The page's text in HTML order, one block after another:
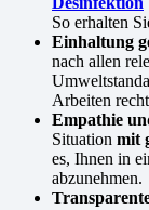
So erhalten
Einhaltung
nach allen
Arbeiten
Empathie
Situation mit
es, Ihnen in
abzunehmen.